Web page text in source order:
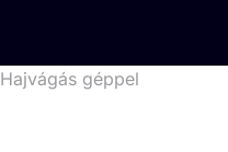
Hajvágás géppel